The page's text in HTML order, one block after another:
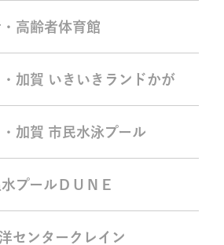
高齢者体育館
加賀 いきいきランドかが
加賀 市民水泳プール
プールＤＵＮＥ
センタークレイン